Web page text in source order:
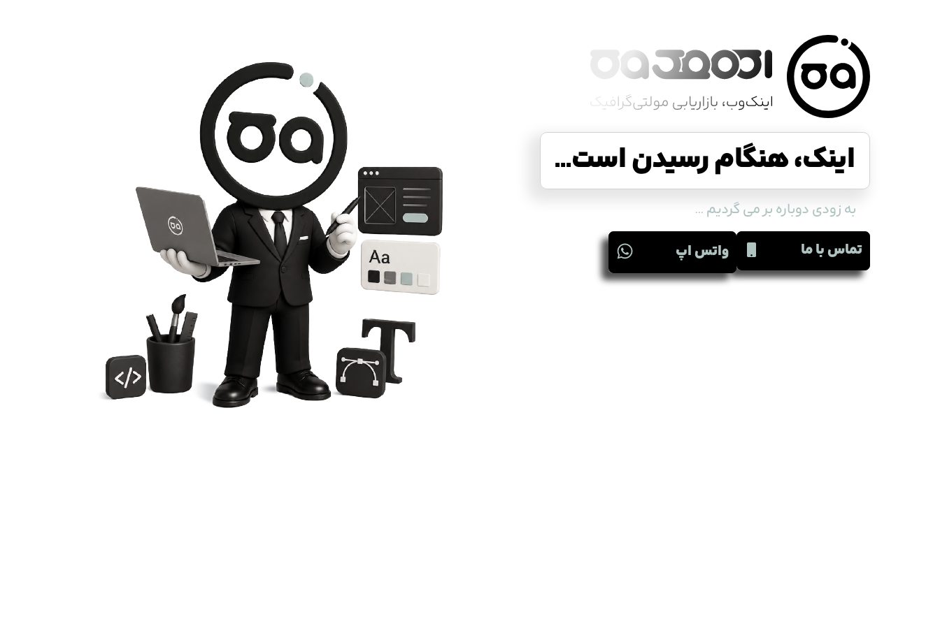
اینک، هنگام رسیدن است...
به زودی دوباره بر می گردیم ...
تماس با ما واتس اپ